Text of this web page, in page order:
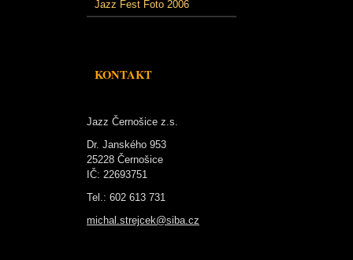
Jazz Fest Foto 2006
KONTAKT
Jazz Černošice z.s.
Dr. Janského 953
25228 Černošice
IČ: 22693751
Tel.: 602 613 731
michal.strejcek@siba.cz